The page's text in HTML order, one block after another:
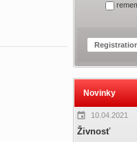
Novinky
10.04.2021
Živnosť